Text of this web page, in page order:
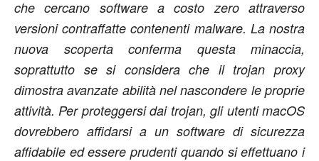
che cercano software a costo zero attraverso
versioni contraffatte contenenti malware. La nostra
nuova scoperta conferma questa minaccia,
soprattutto se si considera che il trojan proxy
dimostra avanzate abilità nel nascondere le proprie
attività. Per proteggersi dai trojan, gli utenti macOS
dovrebbero affidarsi a un software di sicurezza
affidabile ed essere prudenti quando si effettuano i